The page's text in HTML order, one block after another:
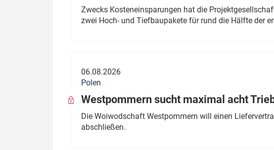
Zwecks Kosteneinsparungen hat die
zwei Hoch- und Tiefbaupakete für rund die Hälfte der
06.08.2026
Polen
Westpommern sucht maximal acht
Die Woiwodschaft Westpommern will einen
abschließen.